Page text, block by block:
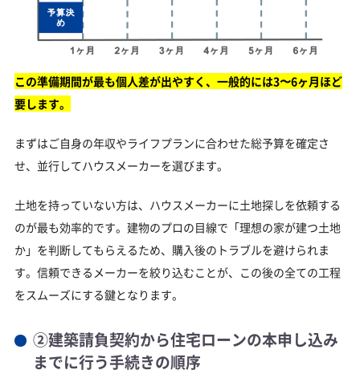
この準備期間が最も個人差が出やすく、一般的には3〜6ヶ月ほど
要します。
まずはご自身の年収やライフプランに合わせた総予算を確定さ
せ、並行してハウスメーカーを選びます。
土地を持っていない方は、ハウスメーカーに土地探しを依頼する
のが最も効率的です。建物のプロの目線で「理想の家が建つ土地
か」を判断してもらえるため、購入後のトラブルを避けられま
す。信頼できるメーカーを絞り込むことが、この後の全ての工程
をスムーズにする鍵となります。
②建築請負契約から住宅ローンの本申し込み
までに行う手続きの順序